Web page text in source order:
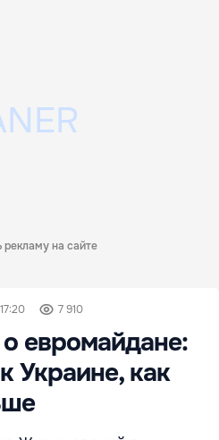
рекламу на сайте
7 910
евромайдане:
Украине, как